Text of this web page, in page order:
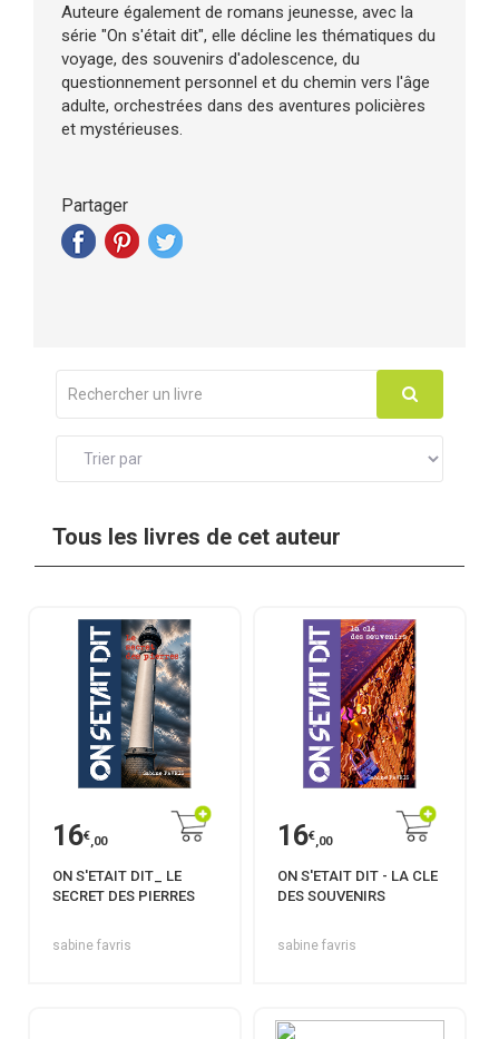
Auteure également de romans jeunesse, avec la
série "On s'était dit", elle décline les thématiques du
voyage, des souvenirs d'adolescence, du
questionnement personnel et du chemin vers l'âge
adulte, orchestrées dans des aventures policières
et mystérieuses.
Partager
Tous les livres de cet auteur
16€,00
ON S'ETAIT DIT_ LE
SECRET DES PIERRES
sabine favris
16€,00
ON S'ETAIT DIT - LA CLE
DES SOUVENIRS
sabine favris